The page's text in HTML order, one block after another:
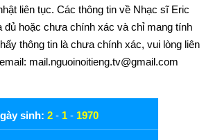
liên tục. Các thông tin về Nhạc sĩ Eric
đủ hoặc chưa chính xác và chỉ mang tính
thông tin là chưa chính xác, vui lòng liên
mail.nguoinoitieng.tv@gmail.com
sinh: 2 - 1 - 1970